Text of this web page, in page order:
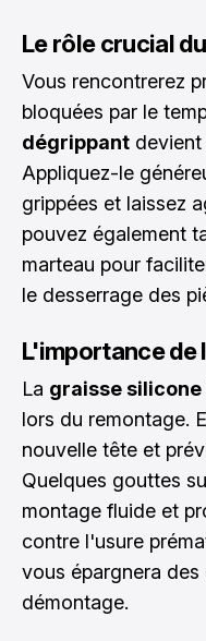
Le rôle crucial
Vous rencontrerez
bloquées par le
dégrippant devient
Appliquez-le
grippées et laissez
pouvez également
marteau pour
le desserrage des
L'importance de
La graisse silicone
lors du remontage.
nouvelle tête et
Quelques gouttes
montage fluide et
contre l'usure
vous épargnera
démontage.